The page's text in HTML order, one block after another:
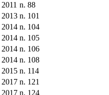
2011 n. 88
2013 n. 101
2014 n. 104
2014 n. 105
2014 n. 106
2014 n. 108
2015 n. 114
2017 n. 121
2017 n. 124